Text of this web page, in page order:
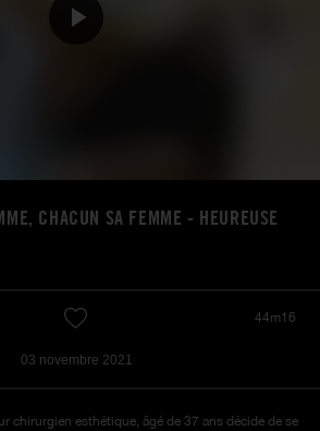
CHACUN SA FEMME - HEUREUSE
44m16
03 novembre 2021
chirurgien esthétique, âgé de 37 ans décide de se